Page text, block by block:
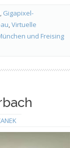
, Gigapixel-
,Virtuelle
und Freising